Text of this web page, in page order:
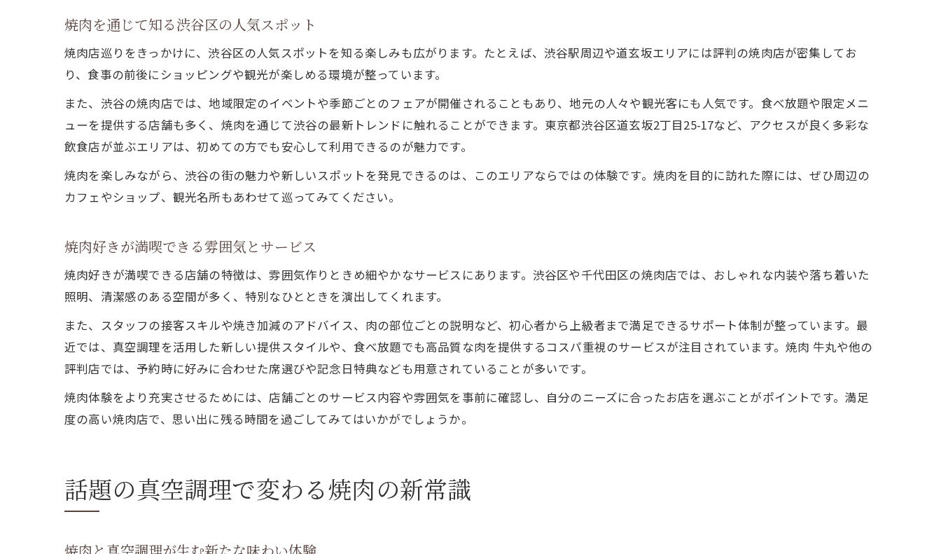
焼肉を通じて知る渋谷区の人気スポット
焼肉店巡りをきっかけに、渋谷区の人気スポットを知る楽しみも広がります。たとえば、渋谷駅周辺や道玄坂エリアには評判の焼肉店が密集してお
り、食事の前後にショッピングや観光が楽しめる環境が整っています。
また、渋谷の焼肉店では、地域限定のイベントや季節ごとのフェアが開催されることもあり、地元の人々や観光客にも人気です。食べ放題や限定メニ
ューを提供する店舗も多く、焼肉を通じて渋谷の最新トレンドに触れることができます。東京都渋谷区道玄坂2丁目25-17など、アクセスが良く多彩な
飲食店が並ぶエリアは、初めての方でも安心して利用できるのが魅力です。
焼肉を楽しみながら、渋谷の街の魅力や新しいスポットを発見できるのは、このエリアならではの体験です。焼肉を目的に訪れた際には、ぜひ周辺の
カフェやショップ、観光名所もあわせて巡ってみてください。
焼肉好きが満喫できる雰囲気とサービス
焼肉好きが満喫できる店舗の特徴は、雰囲気作りときめ細やかなサービスにあります。渋谷区や千代田区の焼肉店では、おしゃれな内装や落ち着いた
照明、清潔感のある空間が多く、特別なひとときを演出してくれます。
また、スタッフの接客スキルや焼き加減のアドバイス、肉の部位ごとの説明など、初心者から上級者まで満足できるサポート体制が整っています。最
近では、真空調理を活用した新しい提供スタイルや、食べ放題でも高品質な肉を提供するコスパ重視のサービスが注目されています。焼肉 牛丸や他の
評判店では、予約時に好みに合わせた席選びや記念日特典なども用意されていることが多いです。
焼肉体験をより充実させるためには、店舗ごとのサービス内容や雰囲気を事前に確認し、自分のニーズに合ったお店を選ぶことがポイントです。満足
度の高い焼肉店で、思い出に残る時間を過ごしてみてはいかがでしょうか。
話題の真空調理で変わる焼肉の新常識